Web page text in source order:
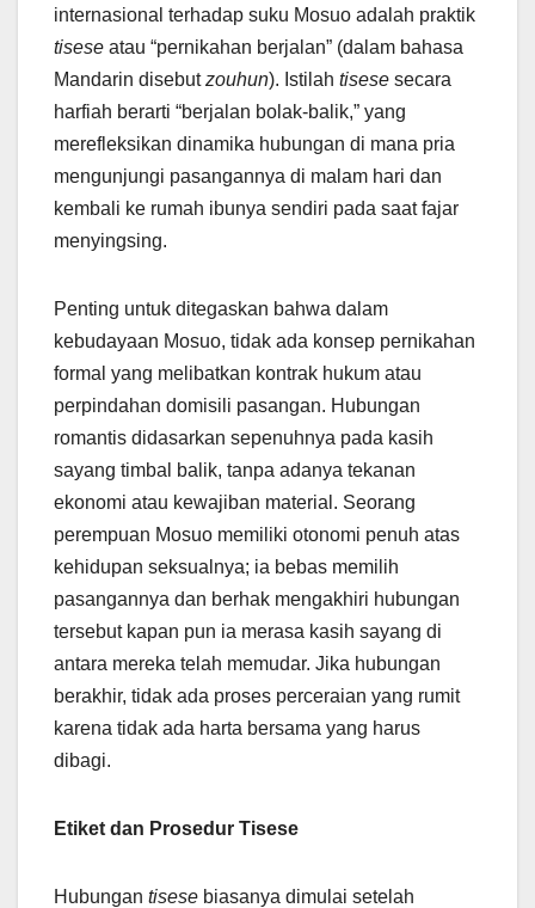
internasional terhadap suku Mosuo adalah praktik
tisese atau “pernikahan berjalan” (dalam bahasa
Mandarin disebutzouhun). Istilah tisese secara
harfiah berarti “berjalan bolak-balik,” yang
merefleksikan dinamika hubungan di mana pria
mengunjungi pasangannya di malam hari dan
kembali ke rumah ibunya sendiri pada saat fajar
menyingsing.
Penting untuk ditegaskan bahwa dalam
kebudayaan Mosuo, tidak ada konsep pernikahan
formal yang melibatkan kontrak hukum atau
perpindahan domisili pasangan. Hubungan
romantis didasarkan sepenuhnya pada kasih
sayang timbal balik, tanpa adanya tekanan
ekonomi atau kewajiban material. Seorang
perempuan Mosuo memiliki otonomi penuh atas
kehidupan seksualnya; ia bebas memilih
pasangannya dan berhak mengakhiri hubungan
tersebut kapan pun ia merasa kasih sayang di
antara mereka telah memudar. Jika hubungan
berakhir, tidak ada proses perceraian yang rumit
karena tidak ada harta bersama yang harus
dibagi.
Etiket dan Prosedur Tisese
Hubungan tisese biasanya dimulai setelah